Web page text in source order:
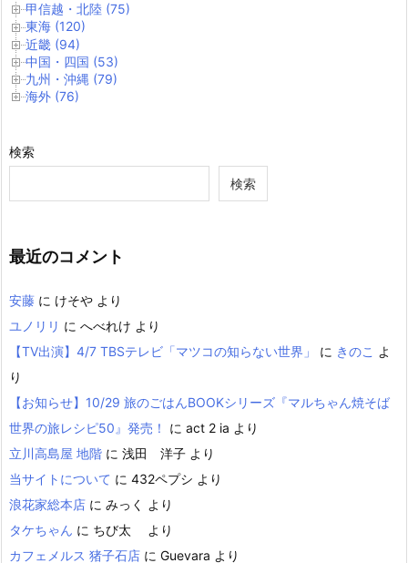
甲信越・北陸 (75)
東海 (120)
近畿 (94)
中国・四国 (53)
九州・沖縄 (79)
海外 (76)
検索
検索
最近のコメント
安藤 に けそや より
ユノリリ に へべれけ より
【TV出演】4/7 TBSテレビ「マツコの知らない世界」
に きのこ よ
り
【お知らせ】10/29 旅のごはんBOOKシリーズ『マルちゃん焼そば
世界の旅レシピ50』発売！
に act 2 ia より
立川高島屋 地階 に 浅田 洋子 より
当サイトについて に 432ペプシ より
浪花家総本店 に みっく
より
タケちゃん に ちび太
より
カフェメルス 猪子石店 に Guevara より